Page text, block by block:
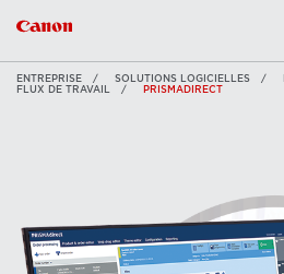
ENTREPRISE SOLUTIONS LOGICIELLES
FLUX DE TRAVAIL
PRISMADIRECT